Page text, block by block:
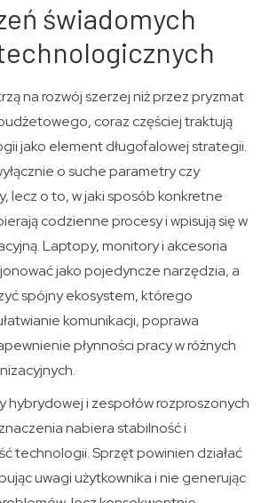
świadomych
na rozwój szerzej niż przez pryzmat
coraz częściej traktują
jako element długofalowej strategii.
o suche parametry czy
lecz o to, w jaki sposób konkretne
codzienne procesy i wpisują się w
Laptopy, monitory i akcesoria
jako pojedyncze narzędzia, a
spójny ekosystem, którego
komunikacji, poprawa
płynności pracy w różnych
hybrydowej i zespołów rozproszonych
nabiera stabilność i
technologii. Sprzęt powinien działać
uwagi użytkownika i nie generując